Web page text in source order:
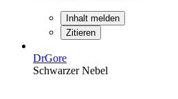
Inhalt melden
Zitieren
DrGore
Schwarzer Nebel